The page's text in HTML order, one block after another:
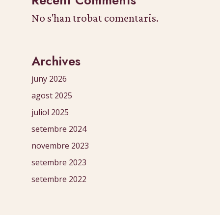
No s'han trobat comentaris.
Archives
juny 2026
agost 2025
juliol 2025
setembre 2024
novembre 2023
setembre 2023
setembre 2022